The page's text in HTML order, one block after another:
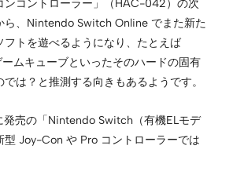
ら、Nintendo Switch Online でまた新た
フトを遊べるようになり、たとえば
ムキューブといったそのハードの固有
は？と推測する向きもあるようです。
発売の「Nintendo Switch（有機ELモデ
型 Joy-Con や Pro コントローラーでは